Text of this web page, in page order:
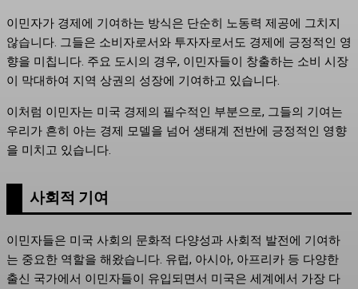
이민자가 경제에 기여하는 방식은 단순히 노동력 제공에 그치지
않습니다. 그들은 소비자로서와 투자자로서도 경제에 긍정적인 영
향을 미칩니다. 주요 도시의 경우, 이민자들이 창출하는 소비 시장
이 막대하여 지역 상권의 성장에 기여하고 있습니다.
이처럼 이민자는 미국 경제의 필수적인 부분으로, 그들의 기여는
우리가 흔히 아는 경제 모델을 넘어 생태계 전반에 긍정적인 영향
을 미치고 있습니다.
사회적 기여
이민자들은 미국 사회의 문화적 다양성과 사회적 발전에 기여하
는 중요한 역할을 해왔습니다. 유럽, 아시아, 아프리카 등 다양한
출신 국가에서 이민자들이 유입되면서 미국은 세계에서 가장 다